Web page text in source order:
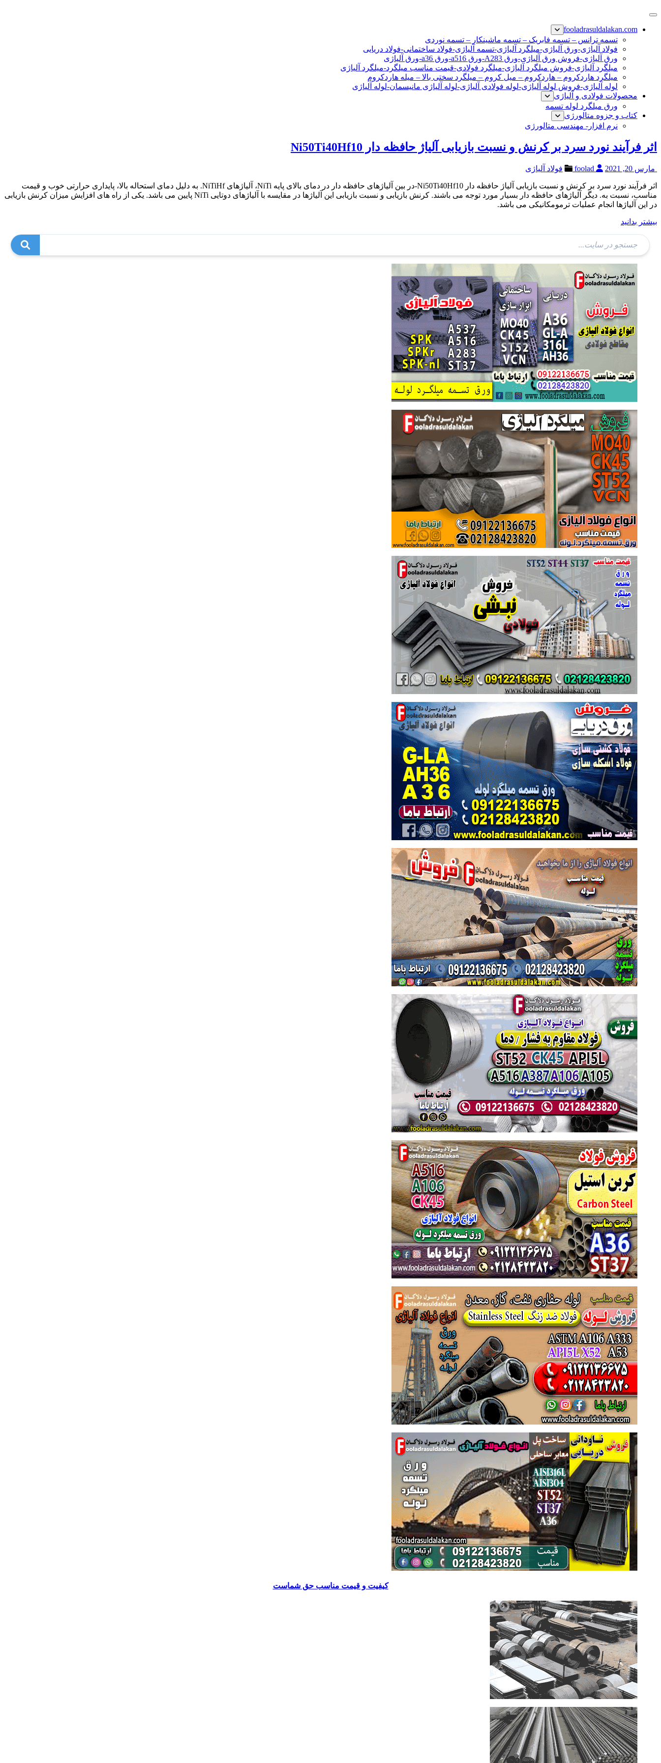
پرش
محتوا
fooladrasuldalakan.com
تسمه ترانس – تسمه فابریک – تسمه ماشینکار – تسمه نوردی
فولاد آلیاژی-ورق آلیاژی-میلگرد آلیاژی-تسمه آلیاژی-فولاد ساختمانی-فولاد دریایی
ورق آلیاژی-فروش ورق آلیاژی-ورق A283-ورق a516-ورق a36-ورق آلیاژی
میلگرد آلیاژی-فروش میلگرد آلیاژی-میلگرد فولادی-قیمت مناسب میلگرد-میلگرد آلیاژی
میلگرد هاردکروم – هاردکروم – میل کروم – میلگرد سختی بالا – میله هاردکروم
لوله آلیاژی-فروش لوله آلیاژی-لوله فولادی آلیاژی-لوله آلیاژی مانیسمان-لوله آلیاژی
محصولات فولادی و آلیاژی
ورق میلگرد لوله تسمه
کتاب و جزوه متالورژی
نرم افزار- مهندسی متالورژی
اثر فرآیند نورد سرد بر کرنش و نسبت بازیابی آلیاژ حافظه دار Ni50Ti40Hf10
مارس 20, 2021 فولاد آلیاژی
اثر فرآیند نورد سرد بر کرنش و نسبت بازیابی آلیاژ حافظه دار Ni50Ti40Hf10-در بین آلیاژهای حافظه دار در دمای بالای پایه NiTi، آلیاژهای NiTiHf. به دلیل دمای استحاله بالا، پایداری حرارتی خوب و قیمت
مناسب، نسبت به. دیگر آلیاژهای حافظه دار بسیار مورد توجه می باشند. کرنش بازیابی و نسبت بازیابی این آلیاژها در مقایسه با آلیاژهای دوتایی NiTi پایین می باشد. یکی از راه های افزایش میزان کرنش بازیابی
در این آلیاژها انجام عملیات ترمومکانیکی می باشد.
بیشتر بدانید
کیفیت و قیمت مناسب حق شماست